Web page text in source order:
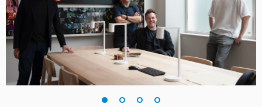
Галерея зображень
Austria
Brazil
Canada
China